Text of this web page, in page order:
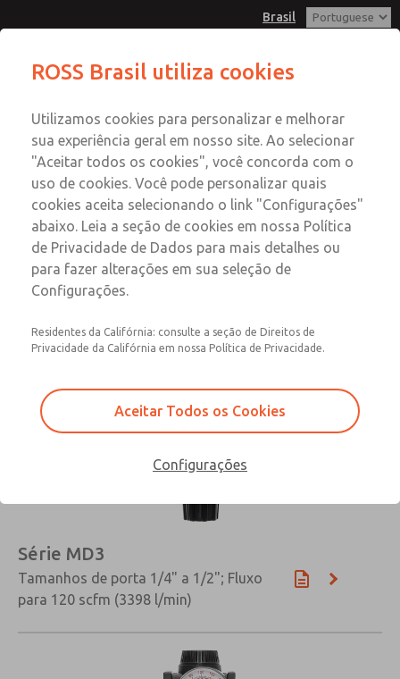
Brasil
Conta
Entrar
Inscrever-se
Reguladores
Reguladores
Tamanhos de porta 1/8" a 1-1/2"; Fluxo para 800 scfm
Série MD3
Tamanhos de porta 1/4" a 1/2"; Fluxo
para 120 scfm (3398 l/min)
ROSS Brasil utiliza cookies
Utilizamos cookies para personalizar e melhorar
sua experiência geral em nosso site. Ao selecionar
"Aceitar todos os cookies", você concorda com o
uso de cookies. Você pode personalizar quais
cookies aceita selecionando o link "Configurações"
abaixo. Leia a seção de cookies em nossa Política
de Privacidade de Dados para mais detalhes ou
para fazer alterações em sua seleção de
Configurações.
Residentes da Califórnia: consulte a seção de Direitos de
Privacidade da Califórnia em nossa Política de Privacidade.
Aceitar Todos os Cookies
Configurações